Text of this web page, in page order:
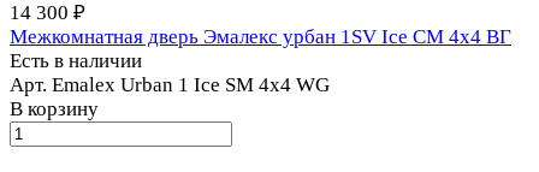
14 300 ₽
Межкомнатная дверь Эмалекс урбан 1SV Ice СМ 4x4 ВГ
Есть в наличии
Арт. Emalex Urban 1 Ice SM 4x4 WG
В корзину